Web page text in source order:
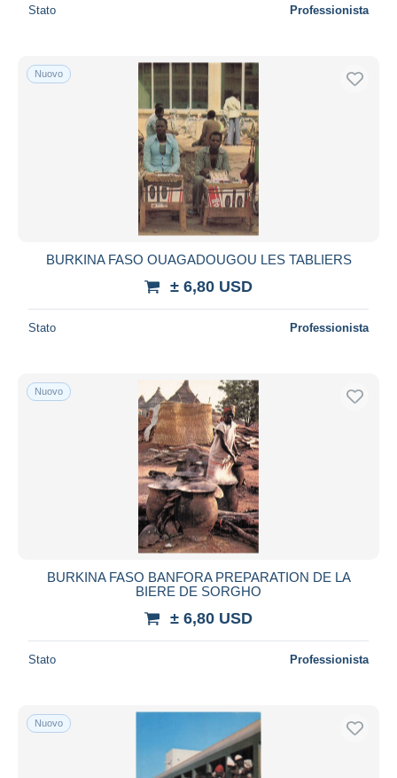
Tutto il mondo
Aggiorna
Stato Professionista
Nuovo
BURKINA FASO OUAGADOUGOU LES TABLIERS
± 6,80 USD
Stato Professionista
Nuovo
BURKINA FASO BANFORA PREPARATION DE LA
BIERE DE SORGHO
± 6,80 USD
Stato Professionista
Nuovo